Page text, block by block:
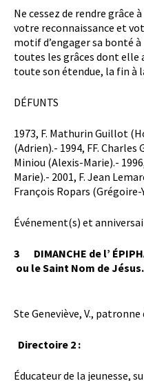
Ne cessez de rendre grâce
votre reconnaissance et
motif d’engager sa bonté
toutes les grâces dont elle
toute son étendue, la fin à
DÉFUNTS
1973, F. Mathurin Guillot
(Adrien).- 1994, FF.
Miniou (Alexis-Marie).-
Marie).- 2001, F. Jean
François Ropars (Grégoire-
Événement(s) et
3 DIMANCHE de l’
ou le Saint Nom de Jésus.
Ste Geneviève, V., patronne
Directoire 2 :
Éducateur de la jeunesse,